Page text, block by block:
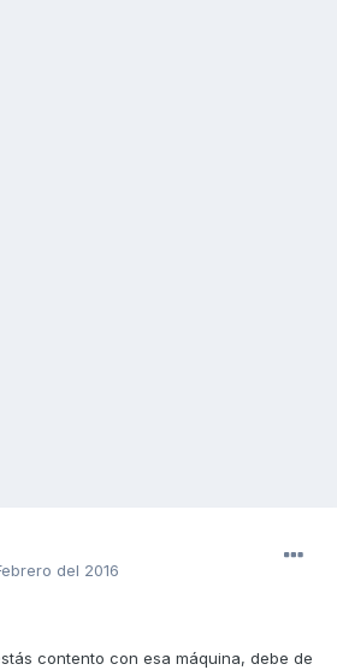
del 2016
contento con esa máquina, debe de